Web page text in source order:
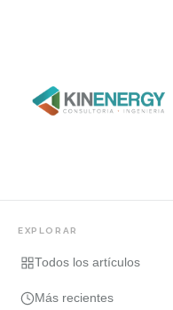
EXPLORAR
Todos los artículos
Más recientes